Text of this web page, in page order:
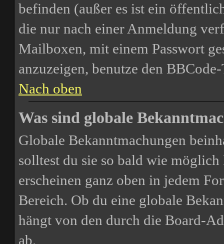
befinden (außer es ist ein
die nur nach einer Anmeldung
Mailboxen, mit einem Passwort
anzuzeigen, benutze den
Nach oben
Was sind globale
Globale Bekanntmachungen
solltest du sie so bald wie
erscheinen ganz oben in jedem
Bereich. Ob du eine globale
hängt von den durch die Board-
ab.